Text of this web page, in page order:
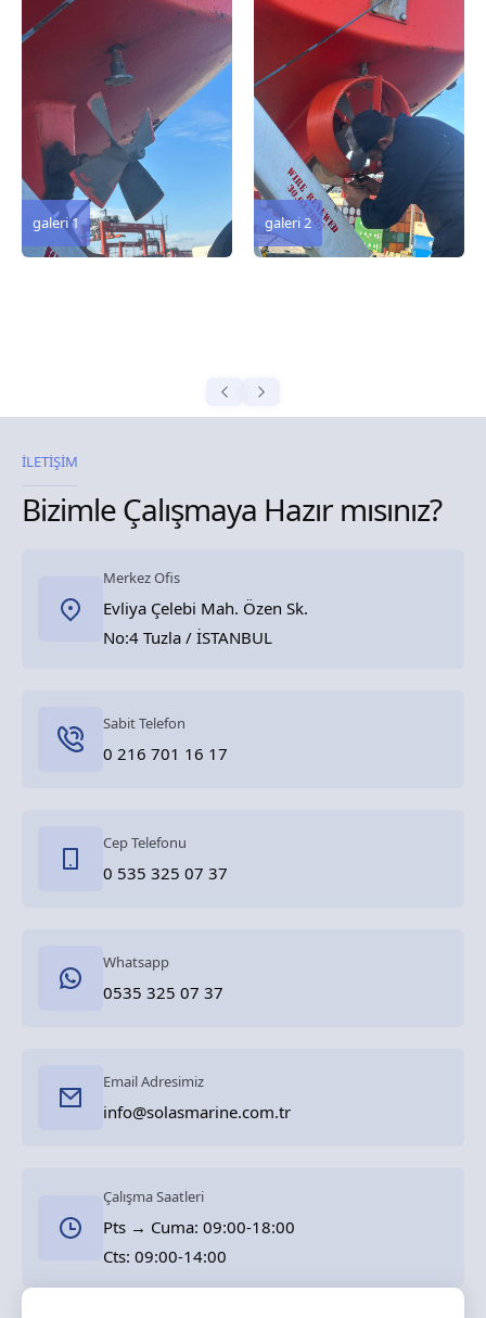
galeri 2
galeri 3
İLETİŞİM
Bizimle Çalışmaya Hazır mısınız?
Merkez Ofis
Evliya Çelebi Mah. Özen Sk.
No:4 Tuzla / İSTANBUL
Sabit Telefon
0 216 701 16 17
Cep Telefonu
0 535 325 07 37
Whatsapp
0535 325 07 37
Email Adresimiz
info@solasmarine.com.tr
Çalışma Saatleri
Pts → Cuma: 09:00-18:00
Cts: 09:00-14:00